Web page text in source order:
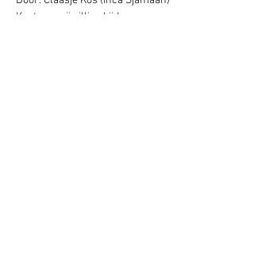
Kosten:  vrijwillige bijdrage